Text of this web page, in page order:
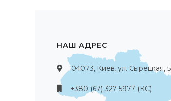
НАШ АДРЕС
04073, Киев, ул. Сырецкая, 5
+380 (67) 327-5977 (КС)